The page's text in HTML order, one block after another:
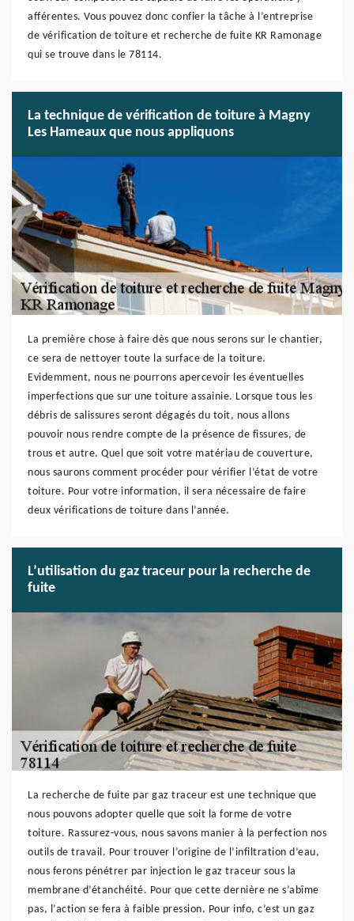
afférentes. Vous pouvez donc confier la tâche à l’entreprise
de vérification de toiture et recherche de fuite KR Ramonage
qui se trouve dans le 78114.
La technique de vérification de toiture à Magny
Les Hameaux que nous appliquons
La première chose à faire dès que nous serons sur le chantier,
ce sera de nettoyer toute la surface de la toiture.
Evidemment, nous ne pourrons apercevoir les éventuelles
imperfections que sur une toiture assainie. Lorsque tous les
débris de salissures seront dégagés du toit, nous allons
pouvoir nous rendre compte de la présence de fissures, de
trous et autre. Quel que soit votre matériau de couverture,
nous saurons comment procéder pour vérifier l’état de votre
toiture. Pour votre information, il sera nécessaire de faire
deux vérifications de toiture dans l’année.
L’utilisation du gaz traceur pour la recherche de
fuite
La recherche de fuite par gaz traceur est une technique que
nous pouvons adopter quelle que soit la forme de votre
toiture. Rassurez-vous, nous savons manier à la perfection nos
outils de travail. Pour trouver l’origine de l’infiltration d’eau,
nous ferons pénétrer par injection le gaz traceur sous la
membrane d’étanchéité. Pour que cette dernière ne s’abîme
pas, l’action se fera à faible pression. Pour info, c’est un gaz